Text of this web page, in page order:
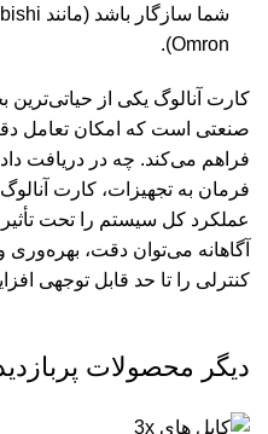
Omron).
کارت آنالوگ یکی از
فراهم می‌کند. چه در دریافت
فرمان به تجهیزات، کارت
عملکرد کل سیستم را تحت
آگاهانه می‌توان دقت،
کنترلی را تا حد قابل توجهی
دیگر محصولات